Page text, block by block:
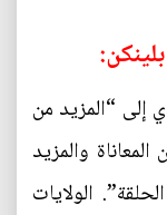
“المزيد من
والمزيد
الولايات